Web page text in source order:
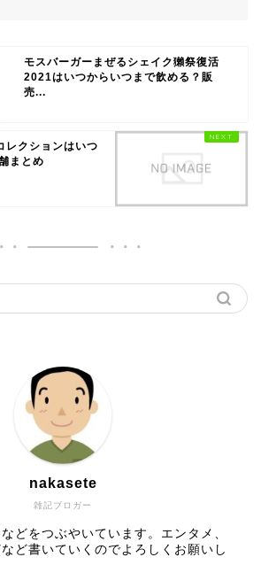
モスバーガーまぜるシェイク獺祭復活
2021はいつからいつまで飲める？販
売...
レクションはいつ
まとめ
雑記ブロガー
nakasete
どをつぶやいています。エンタメ、
ど書いていくのでよろしくお願いし